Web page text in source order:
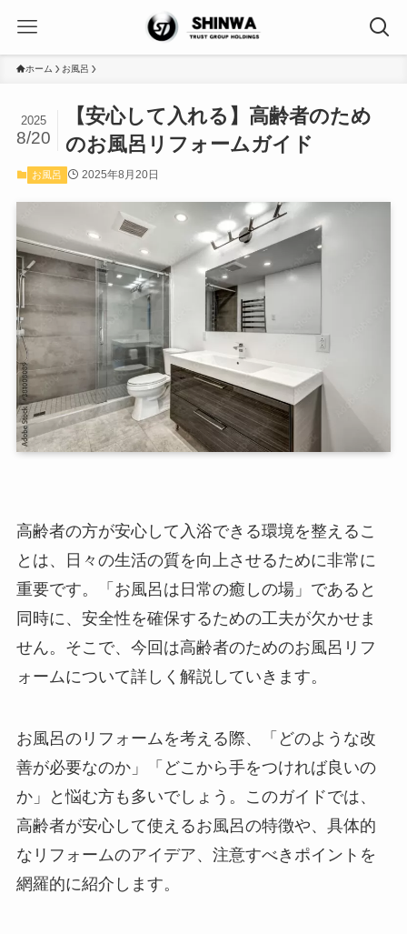
ホーム お風呂
【安心して入れる】高齢者のため
のお風呂リフォームガイド
2025
8/20
お風呂 2025年8月20日
高齢者の方が安心して入浴できる環境を整えるこ
とは、日々の生活の質を向上させるために非常に
重要です。「お風呂は日常の癒しの場」であると
同時に、安全性を確保するための工夫が欠かせま
せん。そこで、今回は高齢者のためのお風呂リフ
ォームについて詳しく解説していきます。
お風呂のリフォームを考える際、「どのような改
善が必要なのか」「どこから手をつければ良いの
か」と悩む方も多いでしょう。このガイドでは、
高齢者が安心して使えるお風呂の特徴や、具体的
なリフォームのアイデア、注意すべきポイントを
網羅的に紹介します。